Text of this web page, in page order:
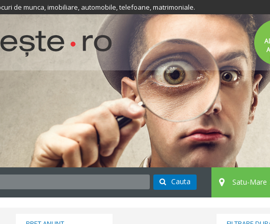
de munca, imobiliare, automobile, telefoane, matrimoniale.
Cauta Satu-Mare